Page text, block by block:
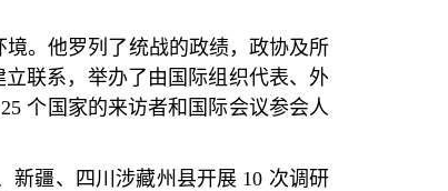
。他罗列了统战的政绩，政协及所
立联系，举办了由国际组织代表、外
25个国家的来访者和国际会议参会人
新疆、四川涉藏州县开展 10 次调研